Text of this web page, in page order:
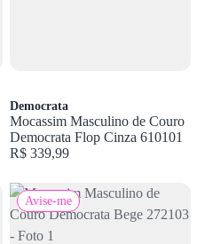
Democrata
Mocassim Masculino de Couro
Democrata Flop Cinza 610101
R$ 339,99
Avise-me